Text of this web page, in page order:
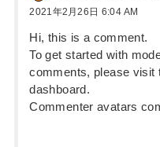
2021年2月26日 6:04 AM
Hi, this is a comment.
To get started with
comments, please visit
dashboard.
Commenter avatars